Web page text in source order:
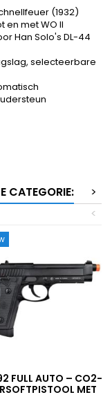
(1932)
en met WO II
Han Solo's DL-44
selecteerbare
CATEGORIE:
>
<
FULL AUTO – CO2-
MET